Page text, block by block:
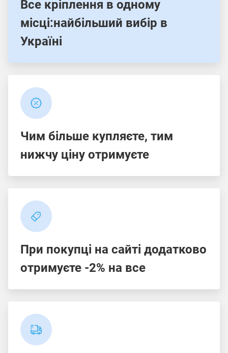
Все кріплення в одному
місці:найбільший вибір в
Україні
Чим більше купляєте, тим
нижчу ціну отримуєте
При покупці на сайті додатково
отримуєте -2% на все